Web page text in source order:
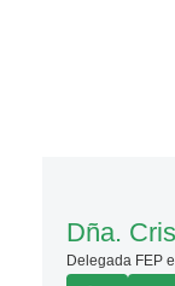
Dña.
Delegada FEP